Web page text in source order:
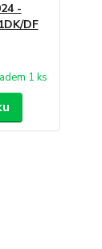
-
DF
1 ks